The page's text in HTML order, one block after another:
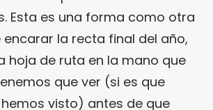
Esta es una forma como otra
la recta final del año,
hoja de ruta en la mano que
que ver (si es que
visto) antes de que